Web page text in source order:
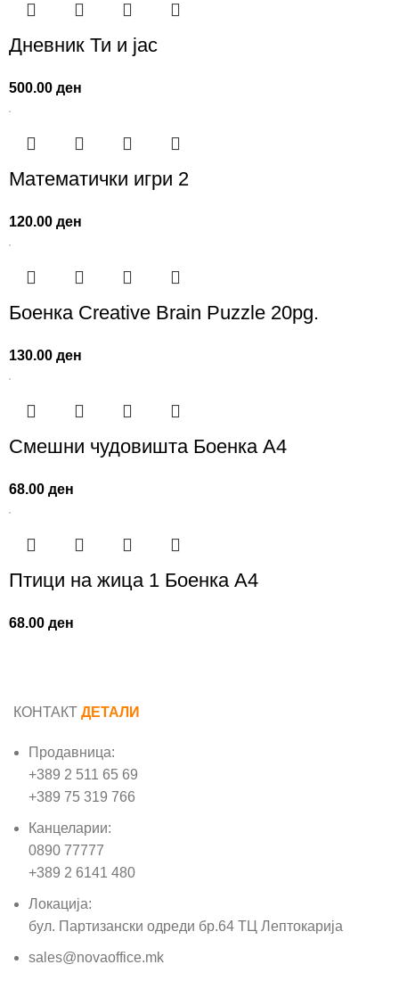
Дневник Ти и јас
500.00ден
Математички игри 2
120.00ден
Боенка Creative Brain Puzzle 20pg.
130.00ден
Смешни чудовишта Боенка А4
68.00ден
Птици на жица 1 Боенка А4
68.00ден
КОНТАКТ ДЕТАЛИ
Продавница:
+389 2 511 65 69
+389 75 319 766
Канцеларии:
0890 77777
+389 2 6141 480
Локација:
бул. Партизански одреди бр.64 ТЦ Лептокарија
sales@novaoffice.mk